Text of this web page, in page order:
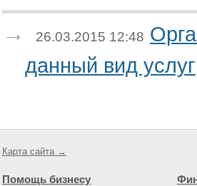
26.03.2015 12:48
данный вид услуг
Карта сайта →
Помощь бизнесу